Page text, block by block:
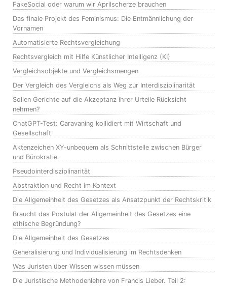
FakeSocial oder warum wir Aprilscherze brauchen
Das finale Projekt des Feminismus: Die Entmännlichung der
Vornamen
Automatisierte Rechtsvergleichung
Rechtsvergleich mit Hilfe Künstlicher Intelligenz (KI)
Vergleichsobjekte und Vergleichsmengen
Der Vergleich des Vergleichs als Weg zur Interdisziplinarität
Sollen Gerichte auf die Akzeptanz ihrer Urteile Rücksicht
nehmen?
ChatGPT-Test: Caravaning kollidiert mit Wirtschaft und
Gesellschaft
Aktenzeichen XY-unbequem als Schnittstelle zwischen Bürger
und Bürokratie
Pseudointerdisziplinarität
Abstraktion und Recht im Kontext
Die Allgemeinheit des Gesetzes als Ansatzpunkt der Rechtskritik
Braucht das Postulat der Allgemeinheit des Gesetzes eine
ethische Begründung?
Die Allgemeinheit des Gesetzes
Generalisierung und Individualisierung im Rechtsdenken
Was Juristen über Wissen wissen müssen
Die Juristische Methodenlehre von Francis Lieber. Teil 2: